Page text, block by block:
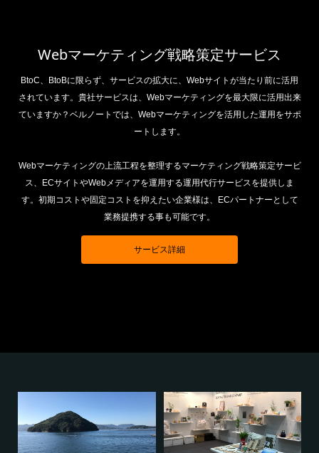
Webマーケティング戦略策定サービス
BtoC、BtoBに限らず、サービスの拡大に、Webサイトが当たり前に活用
されています。貴社サービスは、Webマーケティングを最大限に活用出来
ていますか？ベルノートでは、Webマーケティングを活用した運用をサポ
ートします。
Webマーケティングの上流工程を整理するマーケティング戦略策定サービ
ス、ECサイトやWebメディアを運用する運用代行サービスを提供しま
す。初期コストや固定コストを抑えたい企業様は、ECパートナーとして
業務提携する事も可能です。
サービス詳細